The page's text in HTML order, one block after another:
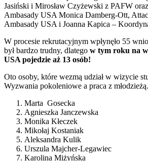
Jasiński i Mirosław Czyżewski z PAFW
Ambasady USA Monica Damberg-Ott,
Ambasady USA i Joanna Kapica –
W procesie rekrutacyjnym wpłynęło 55
był bardzo trudny, dlatego w tym roku na
USA pojedzie aż 13 osób!
Oto osoby, które wezmą udział w wizycie
Wyzwania pokoleniowe a praca z
Marta Gosecka
Agnieszka Janczewska
Monika Kłeczek
Mikołaj Kostaniak
Aleksandra Kulik
Urszula Majcher-Legawiec
Karolina Miżyńska